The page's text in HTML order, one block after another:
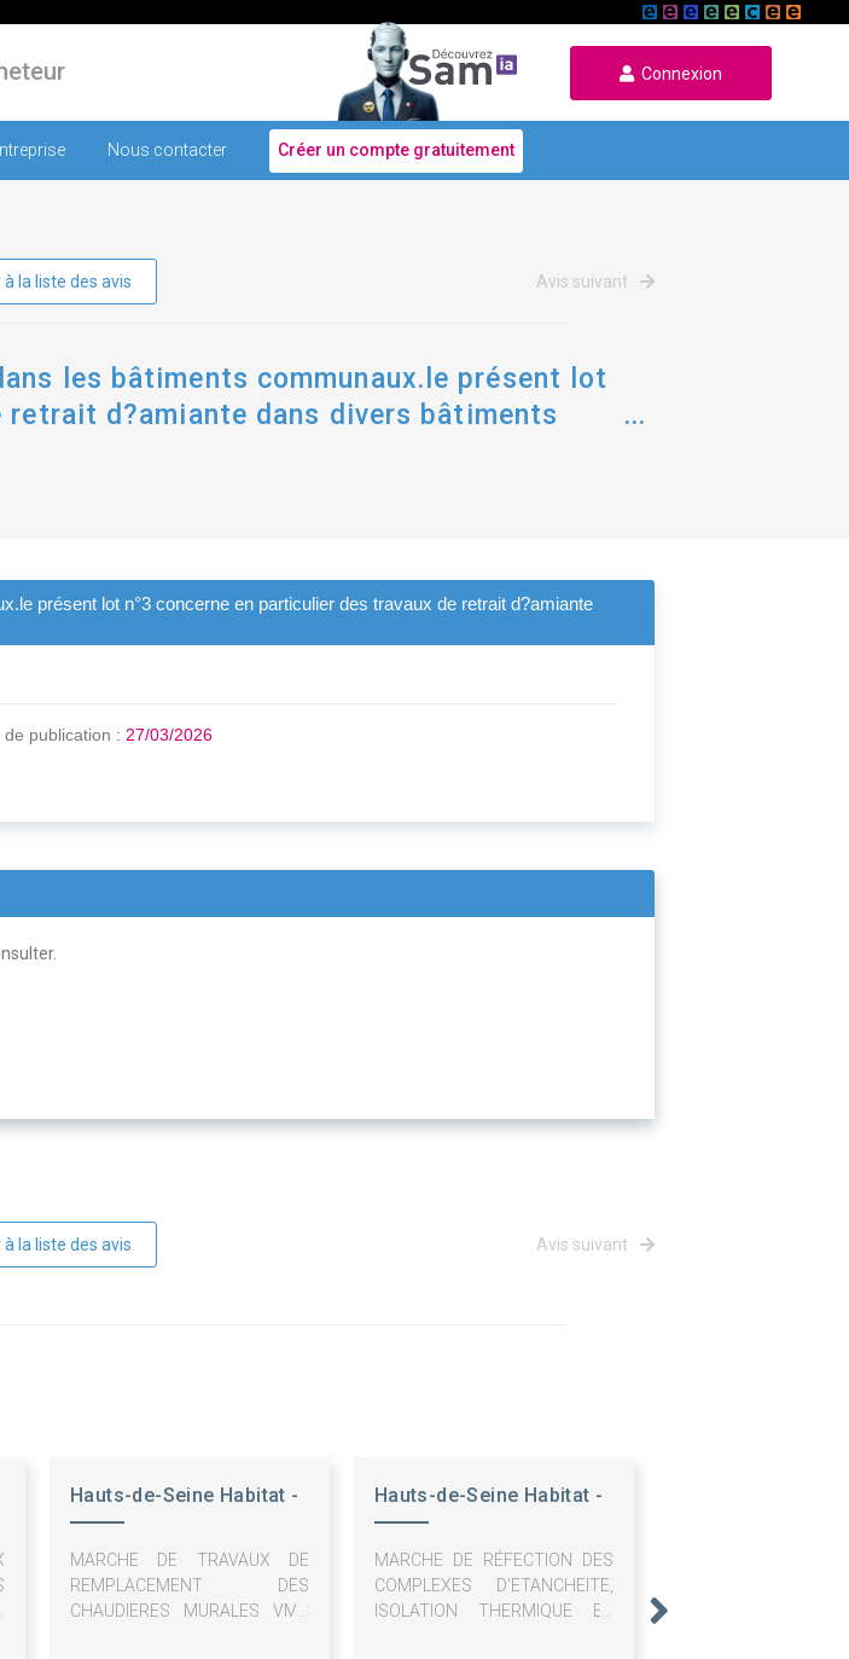
Connexion
Nous contacter Créer un compte gratuitement
à la liste des avis Avis suivant
les bâtiments communaux.le présent lot
d?amiante dans divers bâtiments
présent lot n°3 concerne en particulier des travaux de retrait d?amiante
de publication :27/03/2026
à la liste des avis Avis suivant
Hauts-de-Seine Habitat -
MARCHE DE TRAVAUX DE
REMPLACEMENT DES
CHAUDIERES MURALES VMC
Hauts-de-Seine Habitat -
MARCHE DE RÉFECTION DES
COMPLEXES D'ETANCHEITE,
ISOLATION THERMIQUE ET